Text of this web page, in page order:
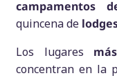
campamentos
quincena de
Los lugares
concentran en la